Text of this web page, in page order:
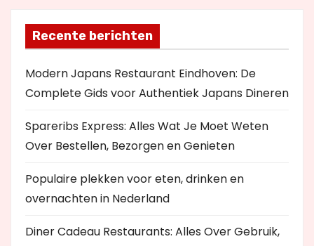
Recente berichten
Modern Japans Restaurant Eindhoven: De
Complete Gids voor Authentiek Japans Dineren
Spareribs Express: Alles Wat Je Moet Weten
Over Bestellen, Bezorgen en Genieten
Populaire plekken voor eten, drinken en
overnachten in Nederland
Diner Cadeau Restaurants: Alles Over Gebruik,